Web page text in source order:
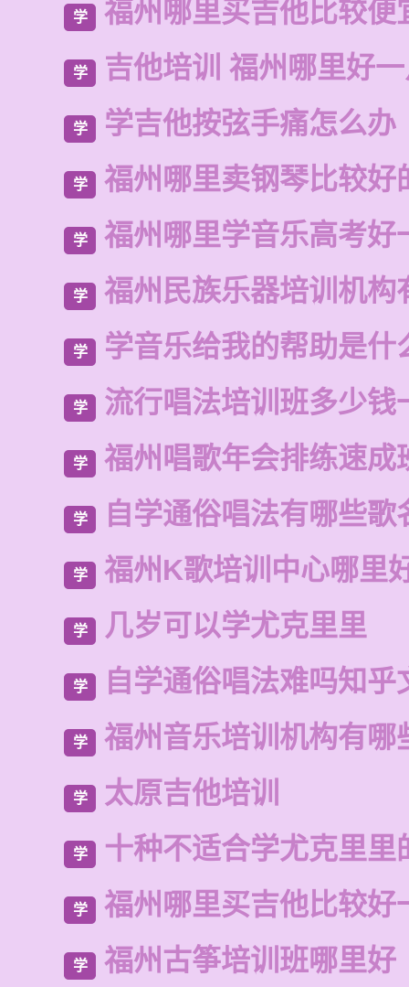
学 福州哪里买吉他比较便
学 吉他培训 福州哪里好
学 学吉他按弦手痛怎么办
学 福州哪里卖钢琴比较好
学 福州哪里学音乐高考好
学 福州民族乐器培训机构
学 学音乐给我的帮助是什
学 流行唱法培训班多少钱
学 福州唱歌年会排练速成
学 自学通俗唱法有哪些歌
学 福州K歌培训中心哪里
学 几岁可以学尤克里里
学 自学通俗唱法难吗知乎
学 福州音乐培训机构有哪
学 太原吉他培训
学 十种不适合学尤克里里
学 福州哪里买吉他比较好
学 福州古筝培训班哪里好